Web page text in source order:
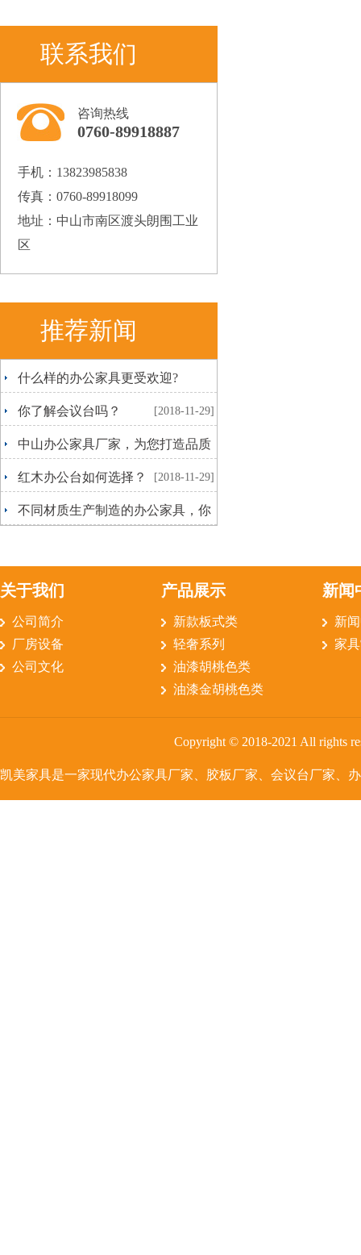
联系我们
咨询热线
0760-89918887
手机：13823985838
传真：0760-89918099
地址：中山市南区渡头朗围工业
区
推荐新闻
什么样的办公家具更受欢迎?
[2018-12-20]
你了解会议台吗？ [2018-11-29]
中山办公家具厂家，为您打造品质
生活 [2018-11-29]
红木办公台如何选择？ [2018-11-29]
不同材质生产制造的办公家具，你
关于我们
公司简介
厂房设备
公司文化
产品展示
新款板式类
轻奢系列
油漆胡桃色类
油漆金胡桃色类
新闻
新
家
Copyright © 2018-2021 All rights
凯美家具是一家现代办公家具厂家、胶板厂家、会议台厂家、